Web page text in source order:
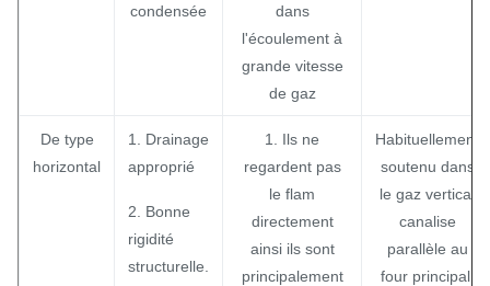
condensée
dans
l'écoulement à
grande vitesse
de gaz
De type
horizontal
1. Drainage
approprié
2. Bonne
rigidité
structurelle.
1. Ils ne
regardent pas
le flam
directement
ainsi ils sont
principalement
Habituellement
soutenu dans
le gaz vertical
canalise
parallèle au
four principal.